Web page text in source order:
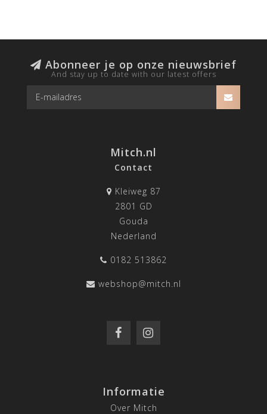
Abonneer je op onze nieuwsbrief
And stay up to date with our latest offers
Mitch.nl
Contact
Kleiweg 87
2801 GD
Gouda
Nederland
0182 513862
webshop@mitch.nl
Informatie
Over Mitch